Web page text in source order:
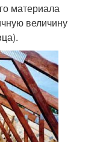
материала
величину